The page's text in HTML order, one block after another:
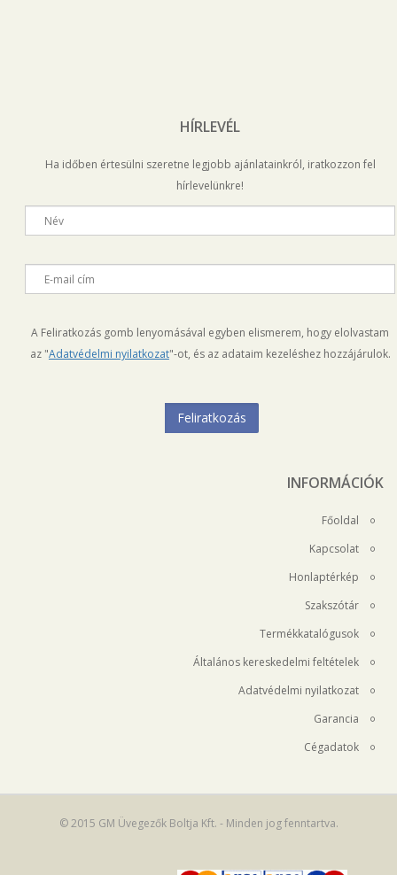
HÍRLEVÉL
Ha időben értesülni szeretne legjobb ajánlatainkról, iratkozzon fel
hírlevelünkre!
Név
E-mail cím
A Feliratkozás gomb lenyomásával egyben elismerem, hogy elolvastam
az "Adatvédelmi nyilatkozat"-ot, és az adataim kezeléshez hozzájárulok.
INFORMÁCIÓK
Főoldal
Kapcsolat
Honlaptérkép
Szakszótár
Termékkatalógusok
Általános kereskedelmi feltételek
Adatvédelmi nyilatkozat
Garancia
Cégadatok
© 2015 GM Üvegezők Boltja Kft. - Minden jog fenntartva.